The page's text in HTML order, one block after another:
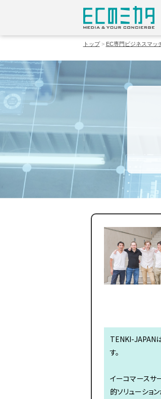
トップ EC専門ビジネスマッ
TENKI-JAPAN
す。
イーコマースサ
的ソリューショ